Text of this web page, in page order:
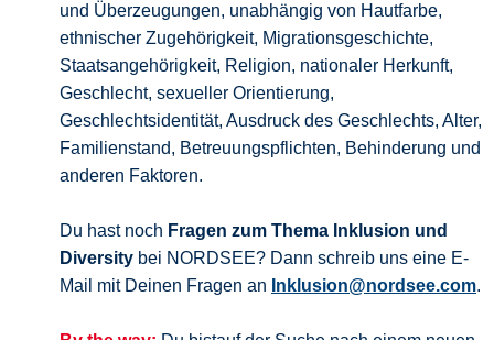
und Überzeugungen, unabhängig von Hautfarbe,
ethnischer Zugehörigkeit, Migrationsgeschichte,
Staatsangehörigkeit, Religion, nationaler Herkunft,
Geschlecht, sexueller Orientierung,
Geschlechtsidentität, Ausdruck des Geschlechts, Alter,
Familienstand, Betreuungspflichten, Behinderung und
anderen Faktoren.
Du hast noch Fragen zum Thema Inklusion und
Diversity bei NORDSEE? Dann schreib uns eine E-
Mail mit Deinen Fragen an Inklusion@nordsee.com.